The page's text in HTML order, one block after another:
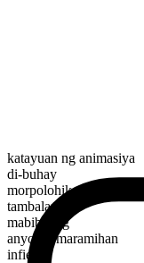
katayuan ng animasiya
di-buhay
morpolohikal na kayarian
tambalan
mabibilang
anyo ng maramihan
infields